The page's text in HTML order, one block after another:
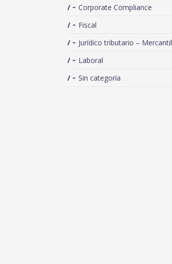
Corporate Compliance
Fiscal
Jurídico tributario – Mercantil
Laboral
Sin categoría